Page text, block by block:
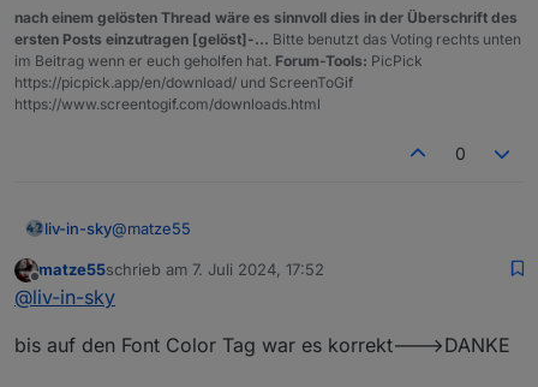
nach einem gelösten Thread wäre es sinnvoll dies in der Überschrift des
ersten Posts einzutragen [gelöst]-... Bitte benutzt das Voting rechts unten
im Beitrag wenn er euch geholfen hat. Forum-Tools: PicPick
https://picpick.app/en/download/ und ScreenToGif
https://www.screentogif.com/downloads.html
0
liv-in-sky@matze55
probier mal diese zeile anzugleichen
Offline
matze55schrieb am 7. Juli 2024, 17:52
zuletzt editiert von
@liv-in-sky
bis auf den Font Color Tag war es korrekt--->DANKE